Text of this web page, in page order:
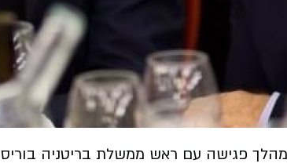
פגישה עם ראש ממשלת בריטניה בוריס